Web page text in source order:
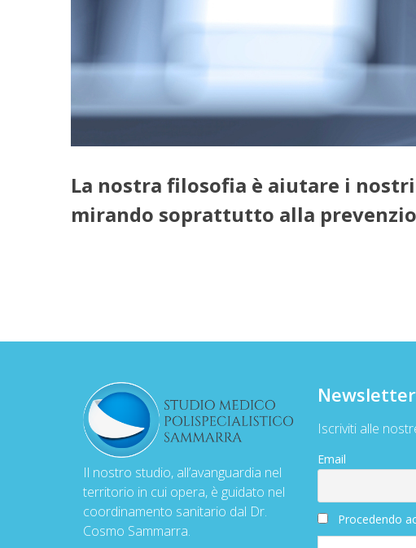
La nostra filosofia è aiutare i
mirando soprattutto alla
Il nostro studio, all’avanguardia nel
territorio in cui opera, è guidato nel
coordinamento sanitario dal Dr.
Cosmo Sammarra.
Newsletter
Iscriviti alle
Email
Procedendo